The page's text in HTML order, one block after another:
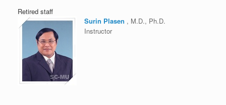
Retired staff
Surin Plasen , M.D., Ph.D.
Instructor